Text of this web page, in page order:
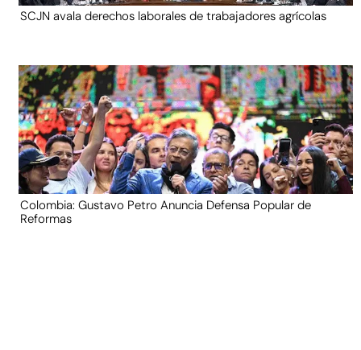
SCJN avala derechos laborales de trabajadores agrícolas
Colombia: Gustavo Petro Anuncia Defensa Popular de
Reformas